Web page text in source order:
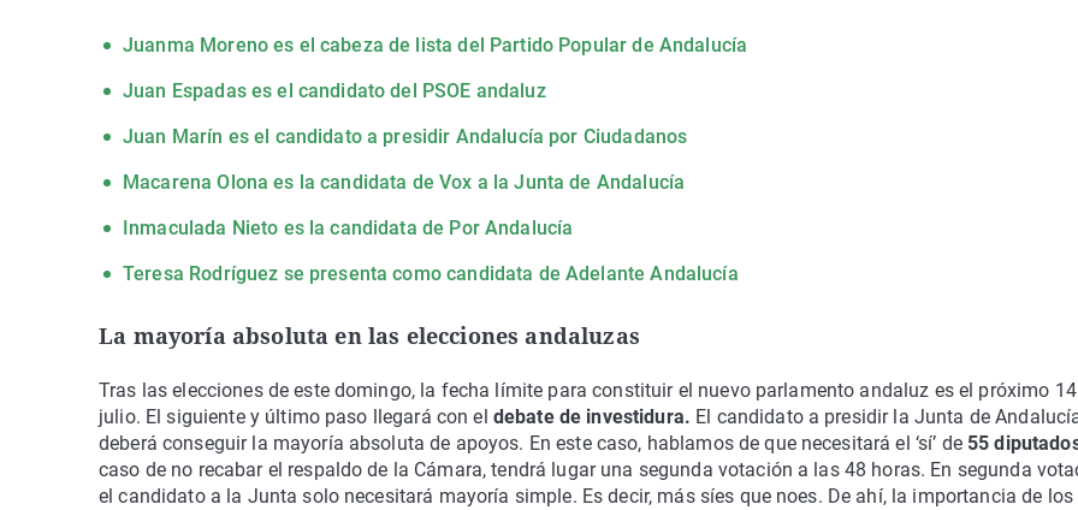
Juanma Moreno es el cabeza de lista del Partido Popular de Andalucía
Juan Espadas es el candidato del PSOE andaluz
Juan Marín es el candidato a presidir Andalucía por Ciudadanos
Macarena Olona es la candidata de Vox a la Junta de Andalucía
Inmaculada Nieto es la candidata de Por Andalucía
Teresa Rodríguez se presenta como candidata de Adelante Andalucía
La mayoría absoluta en las elecciones andaluzas
Tras las elecciones de este domingo, la fecha límite para constituir el nuevo parlamento andaluz es el próximo
julio. El siguiente y último paso llegará con el debate de investidura. El candidato a presidir la Junta de
deberá conseguir la mayoría absoluta de apoyos. En este caso, hablamos de que necesitará el ‘sí’ de55
caso de no recabar el respaldo de la Cámara, tendrá lugar una segunda votación a las 48 horas. En segunda
el candidato a la Junta solo necesitará mayoría simple. Es decir, más síes que noes. De ahí, la importancia de los